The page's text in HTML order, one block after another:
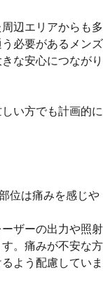
辺エリアからも多
必要があるメンズ
な安心につながり
い方でも計画的に
位は痛みを感じや
ザーの出力や照射
。痛みが不安な方
よう配慮していま